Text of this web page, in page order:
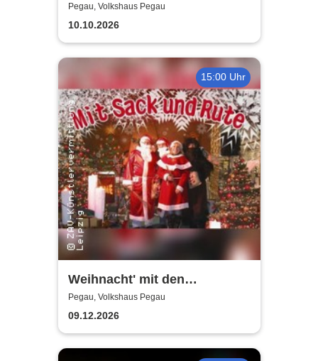
Pegau, Volkshaus Pegau
10.10.2026
15:00 Uhr
Weihnacht' mit den
Holzhäuser Spatzen - Mit
Sack und Rute
Pegau, Volkshaus Pegau
09.12.2026